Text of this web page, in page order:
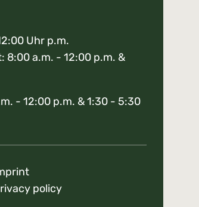
Uhr p.m.
8:00 a.m. - 12:00 p.m. &
- 12:00 p.m. & 1:30 - 5:30
policy